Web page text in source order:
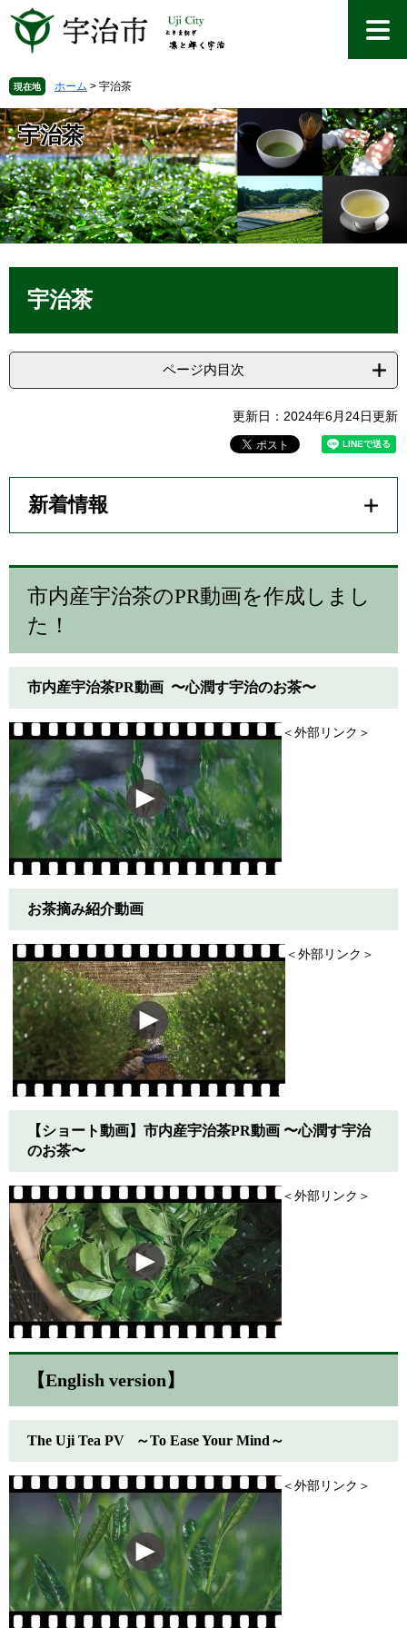
先
で
す
。
を
ば
し
て
本
文
へ
現在地 ホーム > 宇治茶
宇治茶
宇治茶
ページ内目次
更新日：2024年6月24日更新
新着情報
市内産宇治茶のPR動画を作成しまし
た！
市内産宇治茶PR動画 〜心潤す宇治のお茶〜 ​
＜外部リンク＞
お茶摘み紹介動画
＜外部リンク＞
【ショート動画】市内産宇治茶PR動画 〜心潤す宇治
のお茶〜
＜外部リンク＞
【English version】
The Uji Tea PV ～To Ease Your Mind～
＜外部リンク＞